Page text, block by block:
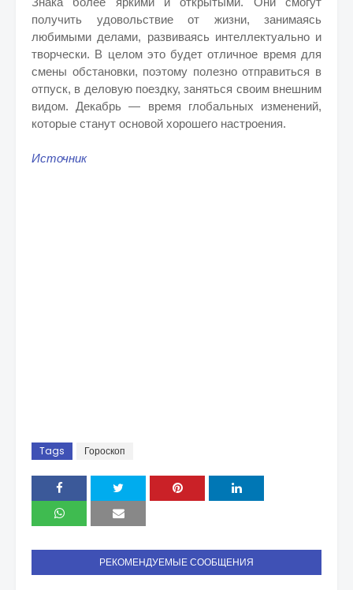
получить удовольствие от жизни, занимаясь
любимыми делами, развиваясь интеллектуально и
творчески. В целом это будет отличное время для
смены обстановки, поэтому полезно отправиться в
отпуск, в деловую поездку, заняться своим внешним
видом. Декабрь — время глобальных изменений,
которые станут основой хорошего настроения.
Источник
Tags Гороскоп
РЕКОМЕНДУЕМЫЕ СООБЩЕНИЯ